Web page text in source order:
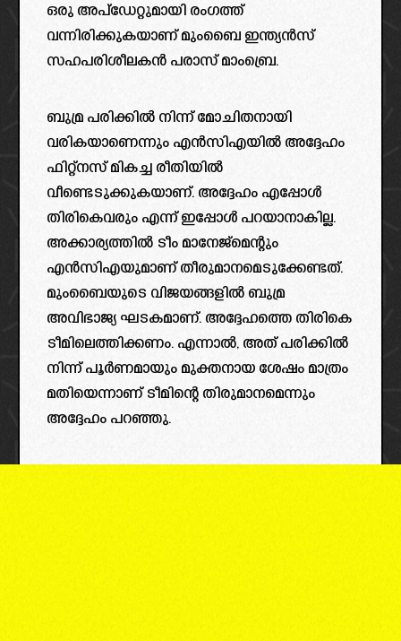
ഒരു അപ്‌ഡേറ്റുമായി രംഗത്ത്
വന്നിരിക്കുകയാണ് മുംബൈ ഇന്ത്യൻസ്
സഹപരിശീലകൻ പരാസ് മാംബ്രെ.
ബുമ്ര പരിക്കിൽ നിന്ന് മോചിതനായി
വരികയാണെന്നും എൻസിഎയിൽ അദ്ദേഹം
ഫിറ്റ്നസ് മികച്ച രീതിയിൽ
വീണ്ടെടുക്കുകയാണ്. അദ്ദേഹം എപ്പോൾ
തിരികെവരും എന്ന് ഇപ്പോൾ പറയാനാകില്ല.
അക്കാര്യത്തിൽ ടീം മാനേജ്മെന്റും
എൻസിഎയുമാണ് തീരുമാനമെടുക്കേണ്ടത്.
മുംബൈയുടെ വിജയങ്ങളിൽ ബുമ്ര
അവിഭാജ്യ ഘടകമാണ്. അദ്ദേഹത്തെ തിരികെ
ടീമിലെത്തിക്കണം. എന്നാൽ, അത് പരിക്കിൽ
നിന്ന് പൂര്‍ണമായും മുക്തനായ ശേഷം മാത്രം
മതിയെന്നാണ് ടീമിന്റെ തിരുമാനമെന്നും
അദ്ദേഹം പറഞ്ഞു.